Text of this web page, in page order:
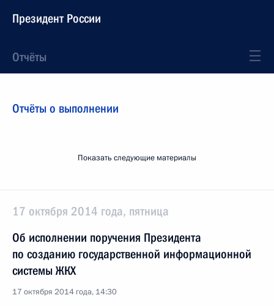
Президент России
Отчёты
Отчёты о выполнении
Показать следующие материалы
17 октября 2014 года, пятница
Об исполнении поручения Президента
по созданию государственной информационной
системы ЖКХ
17 октября 2014 года, 14:30